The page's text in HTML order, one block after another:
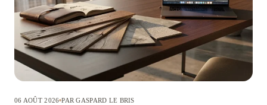
06 AOÛT 2026 PAR GASPARD LE BRIS